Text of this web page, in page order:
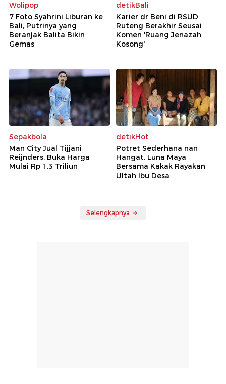
Wolipop
7 Foto Syahrini Liburan ke
Bali, Putrinya yang
Beranjak Balita Bikin
Gemas
detikBali
Karier dr Beni di RSUD
Ruteng Berakhir Seusai
Komen 'Ruang Jenazah
Kosong'
Sepakbola
Man City Jual Tijjani
Reijnders, Buka Harga
Mulai Rp 1,3 Triliun
detikHot
Potret Sederhana nan
Hangat, Luna Maya
Bersama Kakak Rayakan
Ultah Ibu Desa
Selengkapnya